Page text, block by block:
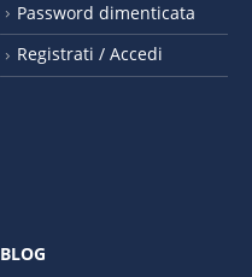
Password dimenticata
Registrati / Accedi
BLOG